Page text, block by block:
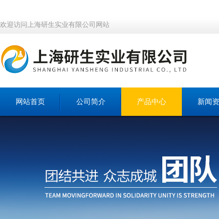
欢迎访问上海研生实业有限公司网站
网站首页 公司简介 产品中心 新闻